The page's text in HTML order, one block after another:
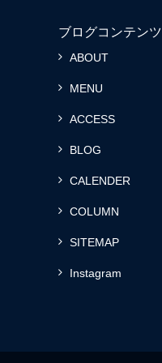
ブログコンテンツ
ABOUT
MENU
ACCESS
BLOG
CALENDER
COLUMN
SITEMAP
Instagram